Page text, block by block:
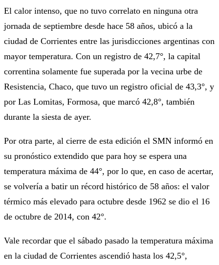
El calor intenso, que no tuvo correlato en ninguna otra
jornada de septiembre desde hace 58 años, ubicó a la
ciudad de Corrientes entre las jurisdicciones argentinas con
mayor temperatura. Con un registro de 42,7°, la capital
correntina solamente fue superada por la vecina urbe de
Resistencia, Chaco, que tuvo un registro oficial de 43,3°, y
por Las Lomitas, Formosa, que marcó 42,8°, también
durante la siesta de ayer.
Por otra parte, al cierre de esta edición el SMN informó en
su pronóstico extendido que para hoy se espera una
temperatura máxima de 44°, por lo que, en caso de acertar,
se volvería a batir un récord histórico de 58 años: el valor
térmico más elevado para octubre desde 1962 se dio el 16
de octubre de 2014, con 42°.
Vale recordar que el sábado pasado la temperatura máxima
en la ciudad de Corrientes ascendió hasta los 42,5°,